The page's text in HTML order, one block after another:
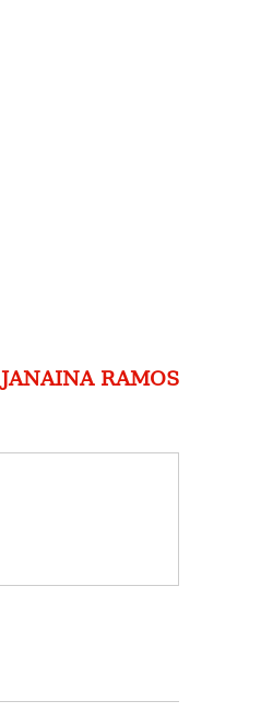
JANAINA RAMOS